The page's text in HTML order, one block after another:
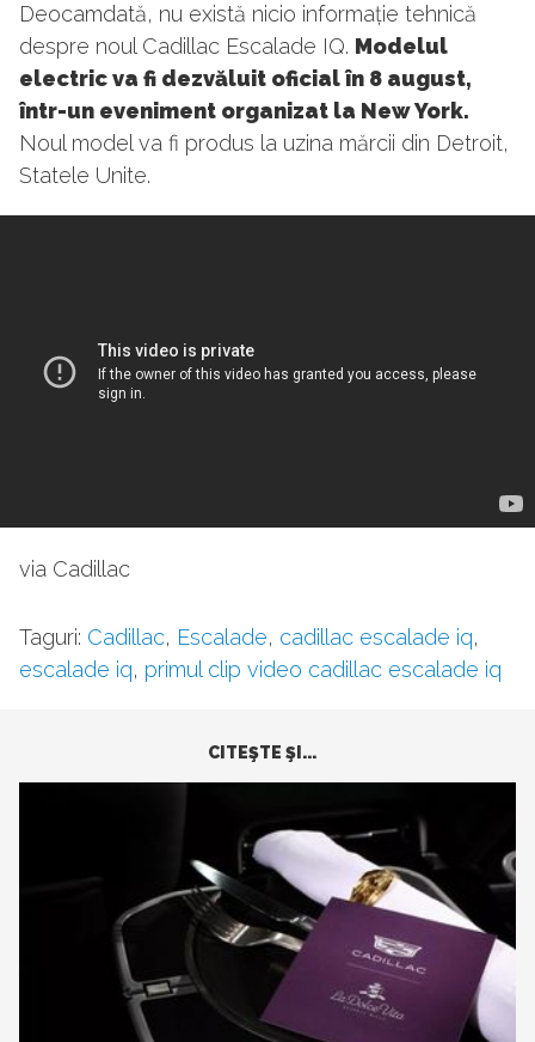
Deocamdată, nu există nicio informație tehnică
despre noul Cadillac Escalade IQ. Modelul
electric va fi dezvăluit oficial în 8 august,
într-un eveniment organizat la New York.
Noul model va fi produs la uzina mărcii din Detroit,
Statele Unite.
via Cadillac
Taguri: Cadillac, Escalade, cadillac escalade iq,
escalade iq, primul clip video cadillac escalade iq
CITEŞTE ŞI...